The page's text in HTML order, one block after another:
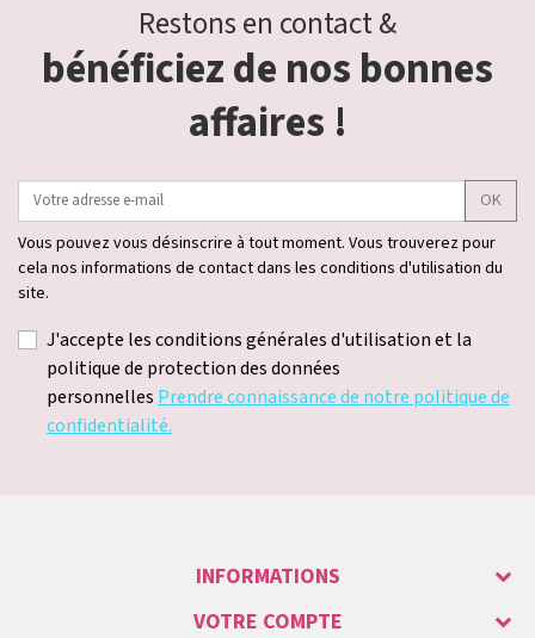
Restons en contact &
bénéficiez de nos bonnes
affaires !
OK
Vous pouvez vous désinscrire à tout moment. Vous trouverez pour
cela nos informations de contact dans les conditions d'utilisation du
site.
J'accepte les conditions générales d'utilisation et la
politique de protection des données
personnelles Prendre connaissance de notre politique de
confidentialité.
INFORMATIONS
VOTRE COMPTE